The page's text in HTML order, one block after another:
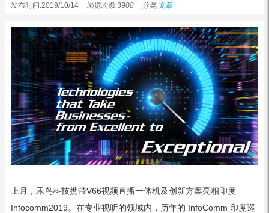
发布时间:2019/10/14 浏览次数:3908 分类:文章
上月，禾鸟科技携带V66视频直播一体机及创新方案亮相印度
Infocomm2019。在专业视听的领域内，历年的 InfoComm 印度巡